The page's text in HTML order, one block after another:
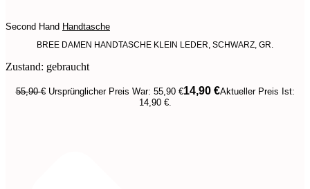
Second Hand Handtasche
BREE DAMEN HANDTASCHE KLEIN LEDER, SCHWARZ, GR.
Zustand: gebraucht
55,90€ Ursprünglicher Preis War: 55,90 €14,90 €Aktueller Preis Ist:
14,90 €.